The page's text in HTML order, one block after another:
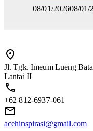
08/01/202608/01/
Jl. Tgk. Imeum Lueng
Lantai II
+62 812-6937-061
acehinspirasi@gmail.com